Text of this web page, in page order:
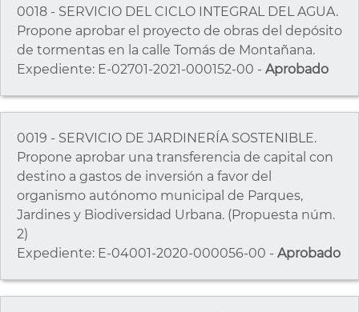
0018 - SERVICIO DEL CICLO INTEGRAL DEL AGUA.
Propone aprobar el proyecto de obras del depósito
de tormentas en la calle Tomás de Montañana.
Expediente: E-02701-2021-000152-00 - Aprobado
0019 - SERVICIO DE JARDINERÍA SOSTENIBLE.
Propone aprobar una transferencia de capital con
destino a gastos de inversión a favor del
organismo autónomo municipal de Parques,
Jardines y Biodiversidad Urbana. (Propuesta núm.
2)
Expediente: E-04001-2020-000056-00 - Aprobado